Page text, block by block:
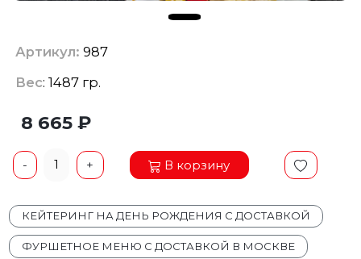
Артикул: 987
Вес: 1487 гр.
8 665 ₽
- 1 + В корзину
КЕЙТЕРИНГ НА ДЕНЬ РОЖДЕНИЯ С ДОСТАВКОЙ
ФУРШЕТНОЕ МЕНЮ С ДОСТАВКОЙ В МОСКВЕ